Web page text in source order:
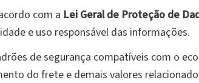
com a Lei Geral de Proteção de
e uso responsável das informações.
de segurança compatíveis com o
do frete e demais valores